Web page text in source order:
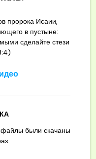
пророка Исаии,
в пустыне:
сделайте стези
были скачаны